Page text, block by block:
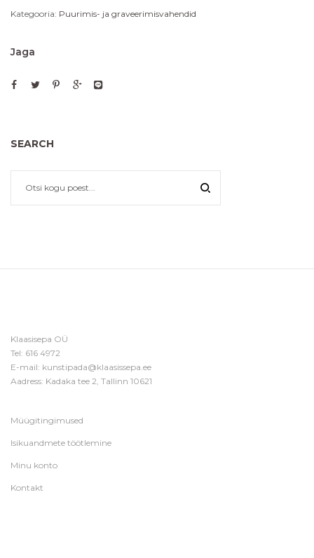
Kategooria: Puurimis- ja graveerimisvahendid
Jaga
SEARCH
Klaasisepa OÜ
Tel: 616 4972
E-mail: kunstipada@klaasissepa.ee
Aadress: Kadaka tee 2, Tallinn 10621
Müügitingimused
Isikuandmete töötlemine
Minu konto
Kontakt